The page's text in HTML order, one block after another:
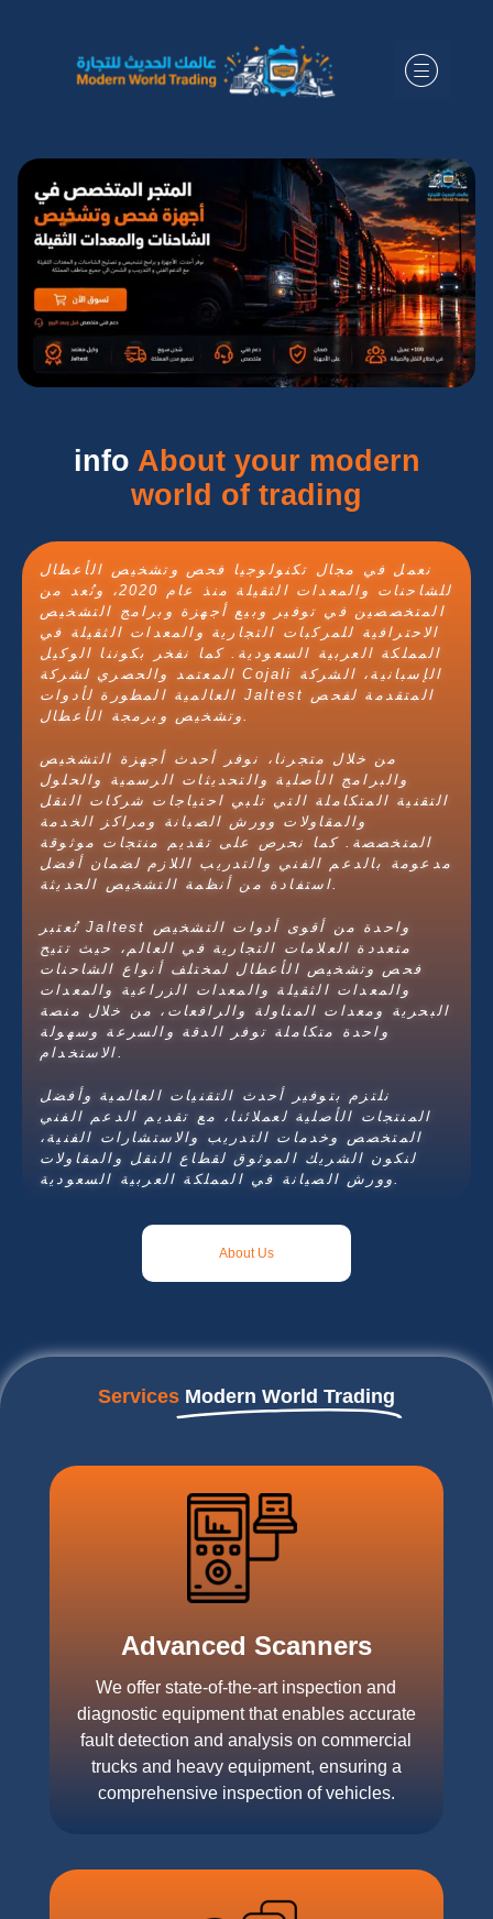
info About your modern
world of trading
نعمل في مجال تكنولوجيا فحص وتشخيص الأعطال
للشاحنات والمعدات الثقيلة منذ عام 2020، ونُعد من
المتخصصين في توفير وبيع أجهزة وبرامج التشخيص
الاحترافية للمركبات التجارية والمعدات الثقيلة في
المملكة العربية السعودية. كما نفخر بكوننا الوكيل
المعتمد والحصري لشركةCojali
Jaltest
من خلال متجرنا، نوفر أحدث أجهزة التشخيص
والبرامج الأصلية والتحديثات الرسمية والحلول
التقنية المتكاملة التي تلبي احتياجات شركات النقل
والمقاولات وورش الصيانة ومراكز الخدمة
المتخصصة. كما نحرص على تقديم منتجات موثوقة
مدعومة بالدعم الفني والتدريب اللازم لضمان أفضل
تُعتبرJaltest
متعددة العلامات التجارية في العالم، حيث تتيح
فحص وتشخيص الأعطال لمختلف أنواع الشاحنات
والمعدات الثقيلة والمعدات الزراعية والمعدات
البحرية ومعدات المناولة والرافعات، من خلال منصة
واحدة متكاملة توفر الدقة والسرعة وسهولة
نلتزم بتوفير أحدث التقنيات العالمية وأفضل
المنتجات الأصلية لعملائنا، مع تقديم الدعم الفني
المتخصص وخدمات التدريب والاستشارات الفنية،
لنكون الشريك الموثوق لقطاع النقل والمقاولات
About Us
Services Modern World Trading
Advanced Scanners
We offer state-of-the-art inspection and
diagnostic equipment that enables accurate
fault detection and analysis on commercial
trucks and heavy equipment, ensuring a
comprehensive inspection of vehicles.